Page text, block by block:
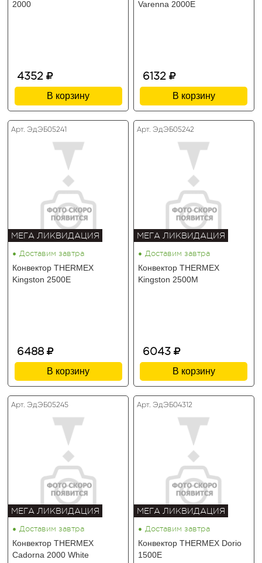
2000
4352
В корзину
Varenna 2000E
6132
В корзину
Арт. ЭдЭБ05241
МЕГА ЛИКВИДАЦИЯ
• Доставим завтра
Конвектор THERMEX
Kingston 2500E
6488
В корзину
Арт. ЭдЭБ05242
МЕГА ЛИКВИДАЦИЯ
• Доставим завтра
Конвектор THERMEX
Kingston 2500M
6043
В корзину
Арт. ЭдЭБ05245
МЕГА ЛИКВИДАЦИЯ
• Доставим завтра
Конвектор THERMEX
Cadorna 2000 White
Арт. ЭдЭБ04312
МЕГА ЛИКВИДАЦИЯ
• Доставим завтра
Конвектор THERMEX Dorio
1500E